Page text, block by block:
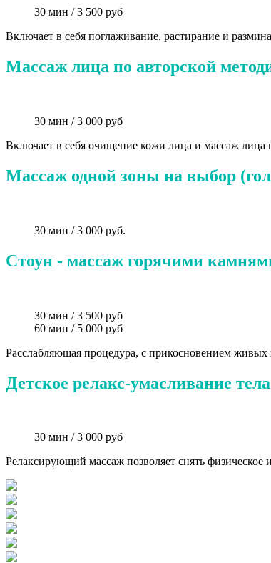
30 мин / 3 500 руб
Включает в себя поглаживание, растирание и
Массаж лица по авторской
30 мин / 3 000 руб
Включает в себя очищение кожи лица и массаж лица
Массаж одной зоны на выбор
30 мин / 3 000 руб.
Стоун - массаж горячими
30 мин / 3 500 руб
60 мин / 5 000 руб
Расслабляющая процедура, с прикосновением живых
Детское релакс-умасливание
30 мин / 3 000 руб
Релаксирующий массаж позволяет снять